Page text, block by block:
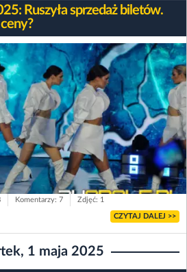
Ruszyła sprzedaż biletów.
Komentarzy: 7 Zdjęć: 1
CZYTAJ DALEJ >>
1 maja 2025